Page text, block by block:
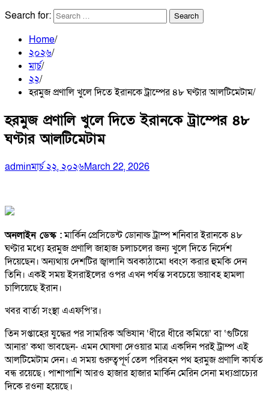
Search for:
Home
২০২৬
মার্চ
২২
হরমুজ প্রণালি খুলে দিতে ইরানকে ট্রাম্পের ৪৮ ঘণ্টার আলটিমেটাম
হরমুজ প্রণালি খুলে দিতে ইরানকে ট্রাম্পের ৪৮
ঘণ্টার আলটিমেটাম
adminমার্চ ২২, ২০২৬March 22, 2026
অনলাইন ডেস্ক :মার্কিন প্রেসিডেন্ট ডোনাল্ড ট্রাম্প শনিবার ইরানকে ৪৮
ঘণ্টার মধ্যে হরমুজ প্রণালি জাহাজ চলাচলের জন্য খুলে দিতে নির্দেশ
দিয়েছেন। অন্যথায় দেশটির জ্বালানি অবকাঠামো ধ্বংস করার হুমকি দেন
তিনি। একই সময় ইসরাইলের ওপর এখন পর্যন্ত সবচেয়ে ভয়াবহ হামলা
চালিয়েছে ইরান।
খবর বার্তা সংস্থা এএফপি’র।
তিন সপ্তাহের যুদ্ধের পর সামরিক অভিযান ‘ধীরে ধীরে কমিয়ে’ বা ‘গুটিয়ে
আনার’ কথা ভাবছেন- এমন ঘোষণা দেওয়ার মাত্র একদিন পরই ট্রাম্প এই
আলটিমেটাম দেন। এ সময় গুরুত্বপূর্ণ তেল পরিবহন পথ হরমুজ প্রণালি কার্যত
বন্ধ রয়েছে। পাশাপাশি আরও হাজার হাজার মার্কিন মেরিন সেনা মধ্যপ্রাচ্যের
দিকে রওনা হয়েছে।